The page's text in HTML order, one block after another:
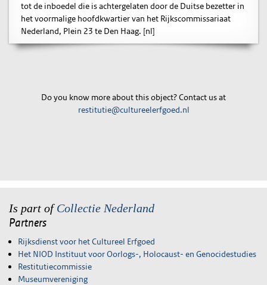
tot de inboedel die is achtergelaten door de Duitse bezetter in
het voormalige hoofdkwartier van het Rijkscommissariaat
Nederland, Plein 23 te Den Haag. [nl]
Do you know more about this object? Contact us at
restitutie@cultureelerfgoed.nl
Is part ofCollectie Nederland
Partners
Rijksdienst voor het Cultureel Erfgoed
Het NIOD Instituut voor Oorlogs-, Holocaust- en Genocidestudies
Restitutiecommissie
Museumvereniging